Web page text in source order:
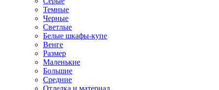
Темные
Черные
Светлые
Белые шкафы-купе
Венге
Размер
Маленькие
Большие
Средние
Отделка и материал